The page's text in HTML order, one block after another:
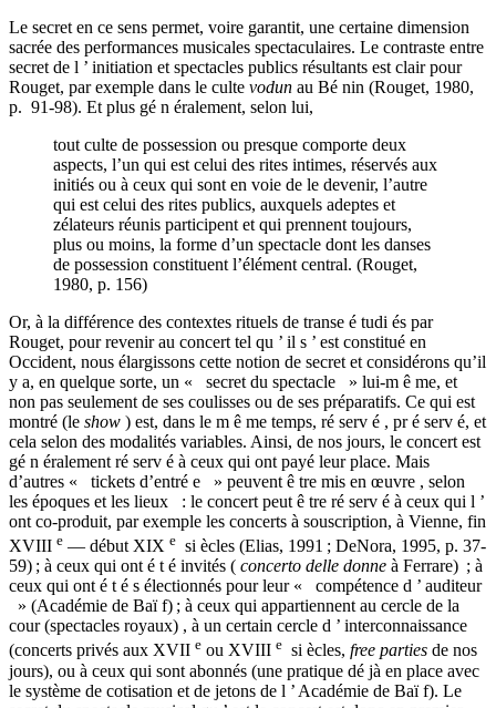
Le secret en ce sens permet, voire garantit, une certaine dimension
sacrée des performances musicales spectaculaires. Le contraste entre
secret de l ’ initiation et spectacles publics résultants est clair pour
Rouget, par exemple dans le culte vodun au Bé nin (Rouget, 1980,
p. 91-98). Et plus gé n éralement, selon lui,
tout culte de possession ou presque comporte deux
aspects, l’un qui est celui des rites intimes, réservés aux
initiés ou à ceux qui sont en voie de le devenir, l’autre
qui est celui des rites publics, auxquels adeptes et
zélateurs réunis participent et qui prennent toujours,
plus ou moins, la forme d’un spectacle dont les danses
de possession constituent l’élément central. (Rouget,
1980, p. 156)
Or, à la différence des contextes rituels de transe é tudi és par
Rouget, pour revenir au concert tel qu ’ il s ’ est constitué en
Occident, nous élargissons cette notion de secret et considérons qu’il
y a, en quelque sorte, un « secret du spectacle » lui-m ê me, et
non pas seulement de ses coulisses ou de ses préparatifs. Ce qui est
montré (le show ) est, dans le m ê me temps, ré serv é , pr é serv é, et
cela selon des modalités variables. Ainsi, de nos jours, le concert est
gé n éralement ré serv é à ceux qui ont payé leur place. Mais
d’autres « tickets d’entré e » peuvent ê tre mis en œuvre , selon
les époques et les lieux : le concert peut ê tre ré serv é à ceux qui l ’
ont co-produit, par exemple les concerts à souscription, à Vienne, fin
XVIII e — début XIX e si ècles (Elias, 1991 ; DeNora, 1995, p. 37-
59) ; à ceux qui ont é t é invités ( concerto delle donne à Ferrare) ; à
ceux qui ont é t é s électionnés pour leur « compétence d ’ auditeur
» (Académie de Baï f) ; à ceux qui appartiennent au cercle de la
cour (spectacles royaux) , à un certain cercle d ’ interconnaissance
(concerts privés aux XVII e ou XVIII e si ècles, free parties de nos
jours), ou à ceux qui sont abonnés (une pratique dé jà en place avec
le système de cotisation et de jetons de l ’ Académie de Baï f). Le